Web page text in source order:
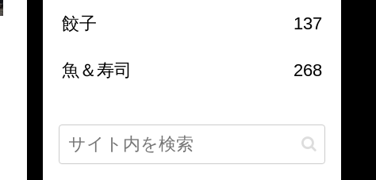
餃子 137
魚＆寿司 268